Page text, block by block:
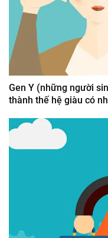
Gen Y (những người
thành thế hệ giàu có